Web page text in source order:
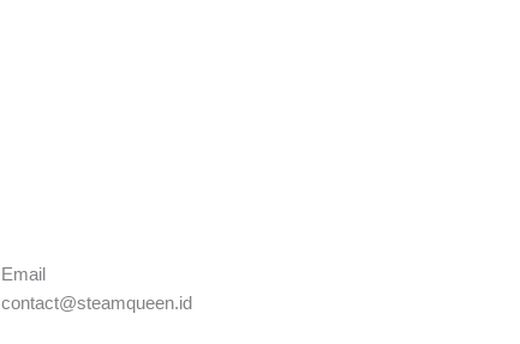
Email​
contact@steamqueen.id​